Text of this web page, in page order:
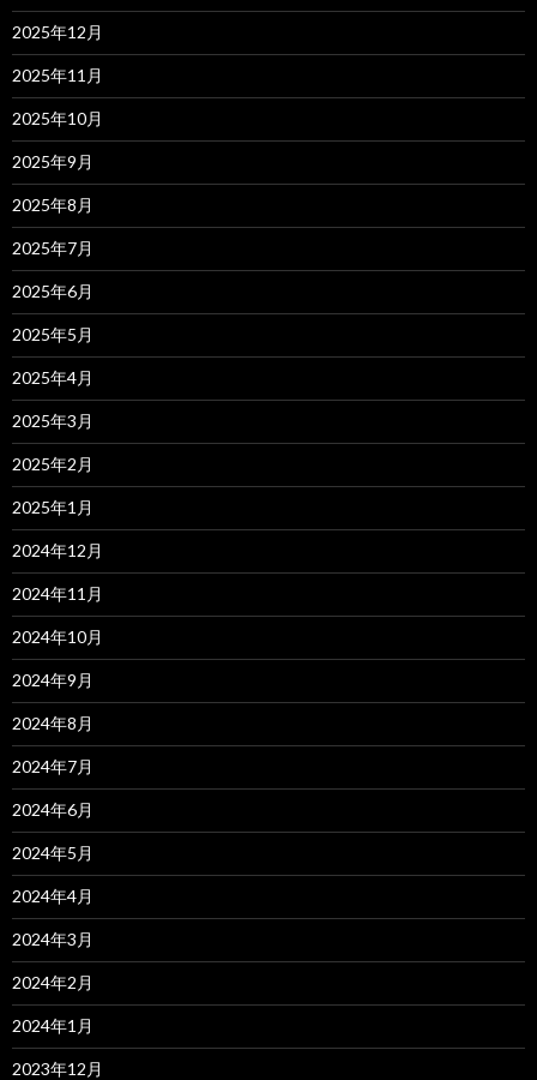
2025年12月
2025年11月
2025年10月
2025年9月
2025年8月
2025年7月
2025年6月
2025年5月
2025年4月
2025年3月
2025年2月
2025年1月
2024年12月
2024年11月
2024年10月
2024年9月
2024年8月
2024年7月
2024年6月
2024年5月
2024年4月
2024年3月
2024年2月
2024年1月
2023年12月